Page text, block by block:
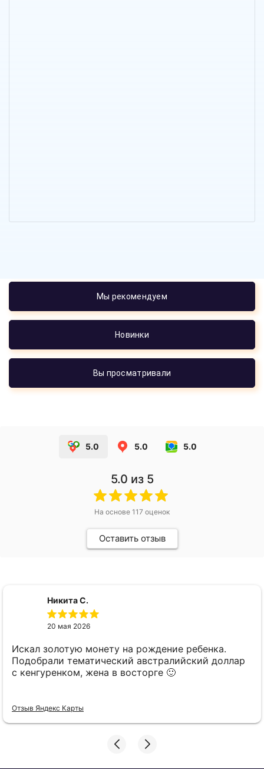
Мы рекомендуем
Новинки
Вы просматривали
5.0 5.0 5.0
5.0 из 5
На основе 117 оценок
Оставить отзыв
Никита С.
20 мая 2026
Искал золотую монету на рождение ребенка.
Подобрали тематический австралийский доллар
с кенгуренком, жена в восторге 🙂
Отзыв Яндекс Карты